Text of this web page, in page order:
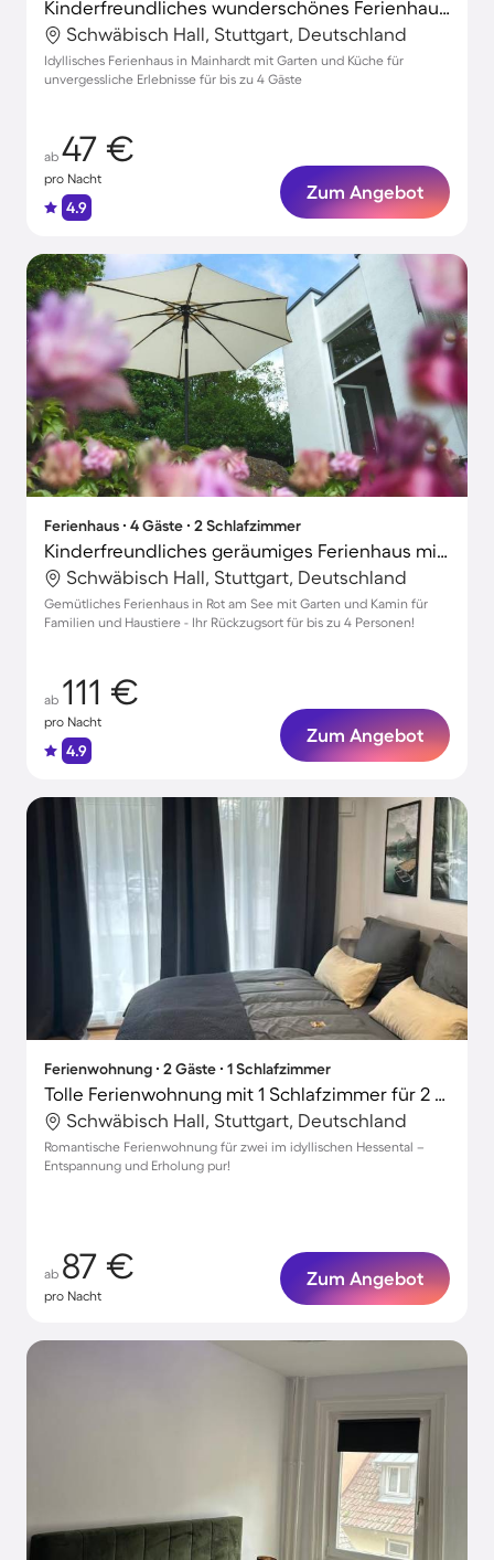
Kinderfreundliches wunderschönes Ferienhaus mit Garten | Gartenblick
Schwäbisch Hall, Stuttgart, Deutschland
Idyllisches Ferienhaus in Mainhardt mit Garten und Küche für
unvergessliche Erlebnisse für bis zu 4 Gäste
ab 47 €
pro Nacht
4.9
Zum Angebot
Ferienhaus ∙ 4 Gäste ∙ 2 Schlafzimmer
Kinderfreundliches geräumiges Ferienhaus mit Grill, Terrasse und Garten | Haustierfreundlich
Schwäbisch Hall, Stuttgart, Deutschland
Gemütliches Ferienhaus in Rot am See mit Garten und Kamin für
Familien und Haustiere - Ihr Rückzugsort für bis zu 4 Personen!
ab 111 €
pro Nacht
4.9
Zum Angebot
Ferienwohnung ∙ 2 Gäste ∙ 1 Schlafzimmer
Tolle Ferienwohnung mit 1 Schlafzimmer für 2 Personen
Schwäbisch Hall, Stuttgart, Deutschland
Romantische Ferienwohnung für zwei im idyllischen Hessental –
Entspannung und Erholung pur!
ab 87 €
pro Nacht
Zum Angebot